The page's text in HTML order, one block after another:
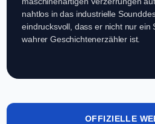
nahtlos in das industrielle
eindrucksvoll, dass er nicht nur ein
wahrer Geschichtenerzähler ist.
OFFIZIELLE